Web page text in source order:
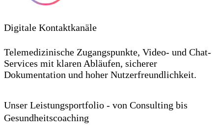
Digitale Kontaktkanäle
Telemedizinische Zugangspunkte, Video- und Chat-
Services mit klaren Abläufen, sicherer
Dokumentation und hoher Nutzerfreundlichkeit.
Unser Leistungsportfolio - von Consulting bis
Gesundheitscoaching